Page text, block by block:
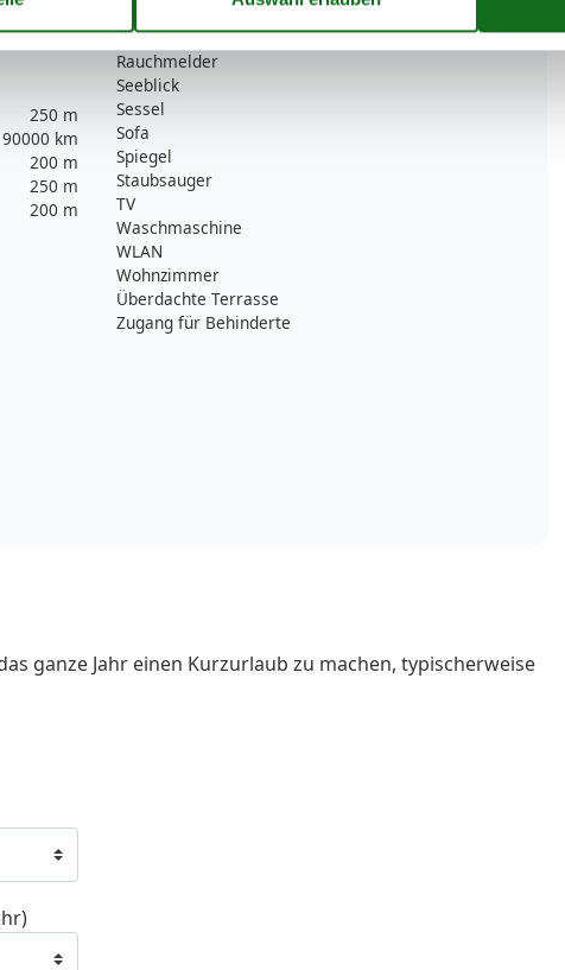
250 m
90000 km
200 m
250 m
200 m
Möglichkeit zur Raumverdunkelung
Radio
Rauchmelder
Seeblick
Sessel
Sofa
Spiegel
Staubsauger
TV
Waschmaschine
WLAN
Wohnzimmer
Überdachte Terrasse
Zugang für Behinderte
ganze Jahr einen Kurzurlaub zu machen, typischerweise